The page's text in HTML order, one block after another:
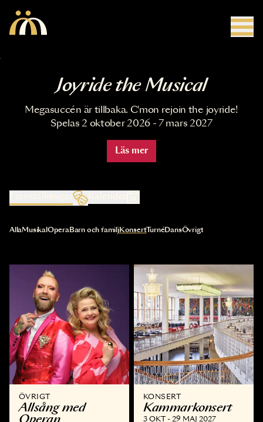
Joyride the Musical
Megasuccén är tillbaka. C'mon rejoin the joyride!
Spelas 2 oktober 2026 - 7 mars 2027
Läs mer
Kalender
Val av kategori uppdaterar innehållet automatiskt
AllaMusikal OperaBarn och familjKonsertTurnéDansÖvrigt
ÖVRIGT
Allsång med
KONSERT
Kammar­konsert
3 OKT - 29 MAJ 2027